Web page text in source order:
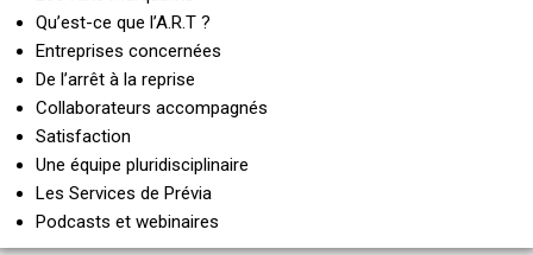
Qu’est-ce que l’A.R.T ?
Entreprises concernées
De l’arrêt à la reprise
Collaborateurs accompagnés
Satisfaction
Une équipe pluridisciplinaire
Les Services de Prévia
Podcasts et webinaires